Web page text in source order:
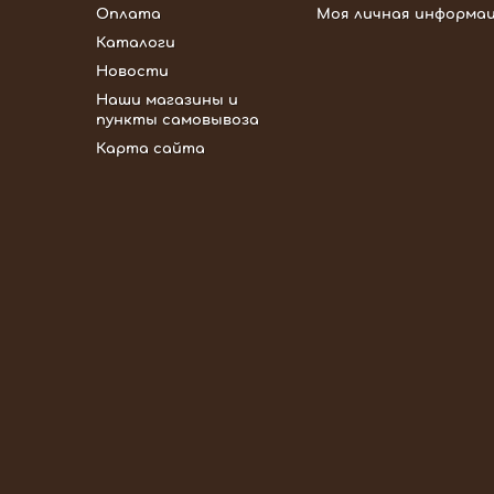
Оплата
Каталоги
Новости
Наши магазины и
пункты самовывоза
Карта сайта
Моя личная